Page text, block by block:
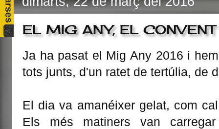
EL MIG ANY, EL
Ja ha pasat el Mig Any 2016 i
tots junts, d'un ratet de tertúlia, de
El dia va amanéixer gelat, com
Els més matiners van